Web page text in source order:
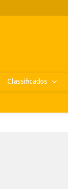
Classificados